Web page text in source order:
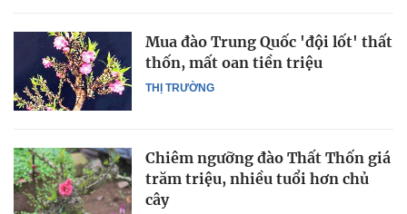
THỊ TRƯỜNG
Mua đào Trung Quốc 'đội lốt' thất
thốn, mất oan tiền triệu
Chiêm ngưỡng đào Thất Thốn giá
trăm triệu, nhiều tuổi hơn chủ
cây